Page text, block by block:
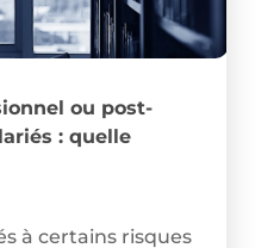
ou post-
: quelle
à certains risques